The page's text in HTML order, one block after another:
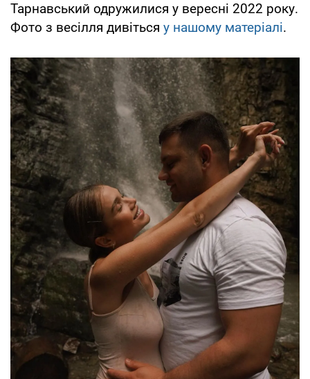
Тарнавський одружилися у вересні 2022 року.
Фото з весілля дивіться у нашому матеріалі.